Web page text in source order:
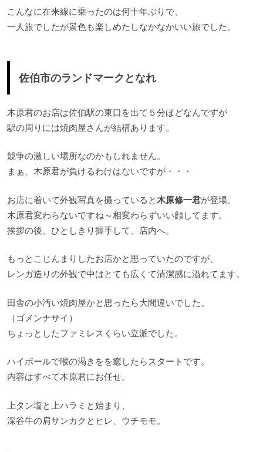
こんなに在来線に乗ったのは何十年ぶりで、
一人旅でしたが景色も楽しめたしなかなかいい旅でした。
佐伯市のランドマークとなれ
木原君のお店は佐伯駅の東口を出て５分ほどなんですが
駅の周りには焼肉屋さんが結構あります。
競争の激しい場所なのかもしれません。
まぁ、木原君が負けるわけはないですが・・・
お店に着いて外観写真を撮っていると木原修一君が登場。
木原君変わらないですね～相変わらずいい顔してます。
挨拶の後、ひとしきり握手して、店内へ。
もっとこじんまりしたお店かと思っていたのですが、
レンガ造りの外観で中はとても広くて清潔感に溢れてます。
田舎の小汚い焼肉屋かと思ったら大間違いでした。
（ゴメンナサイ）
ちょっとしたファミレスくらい立派でした。
ハイボールで喉の渇きをを癒したらスタートです。
内容はすべて木原君にお任せ。
上タン塩と上ハラミと始まり、
深谷牛の肩サンカクとヒレ、ウチモモ。